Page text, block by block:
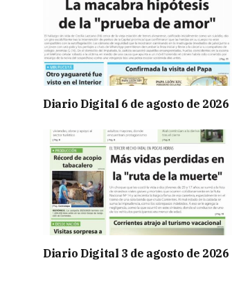
Diario Digital 6 de agosto de 2026
Diario Digital 3 de agosto de 2026